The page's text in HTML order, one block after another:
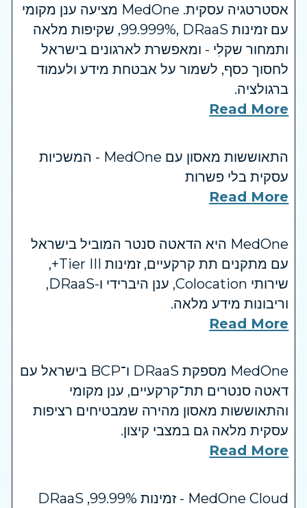
אסטרטגיה עסקית. MedOne מציעה ענן מקומי
עם זמינות ‎99.999%‎, DRaaS, שקיפות מלאה
ותמחור שקלִי - ומאפשרת לארגונים בישראל
לחסוך כסף, לשמור על אבטחת מידע ולעמוד
ברגולציה.
Read More
התאוששות מאסון עם MedOne - המשכיות
עסקית בלי פשרות
Read More
MedOne היא הדאטה סנטר המוביל בישראל
עם מתקנים תת קרקעיים, זמינות Tier III+,
שירותי Colocation, ענן היברידי ו-DRaaS,
וריבונות מידע מלאה.
Read More
MedOne מספקת DRaaS ו־BCP בישראל עם
דאטה סנטרים תת־קרקעיים, ענן מקומי
והתאוששות מאסון מהירה שמבטיחים רציפות
עסקית מלאה גם במצבי קיצון.
Read More
MedOne Cloud - זמינות ‎99.99%, ‏DRaaS